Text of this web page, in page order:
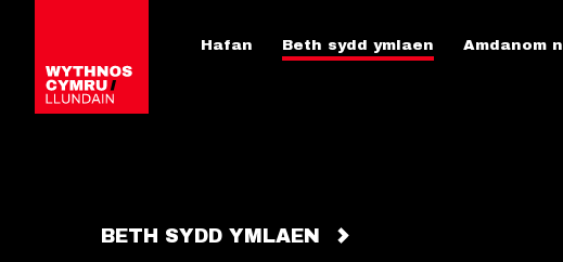
Hafan Beth sydd ymlaen Amdanom
BETH SYDD YMLAEN